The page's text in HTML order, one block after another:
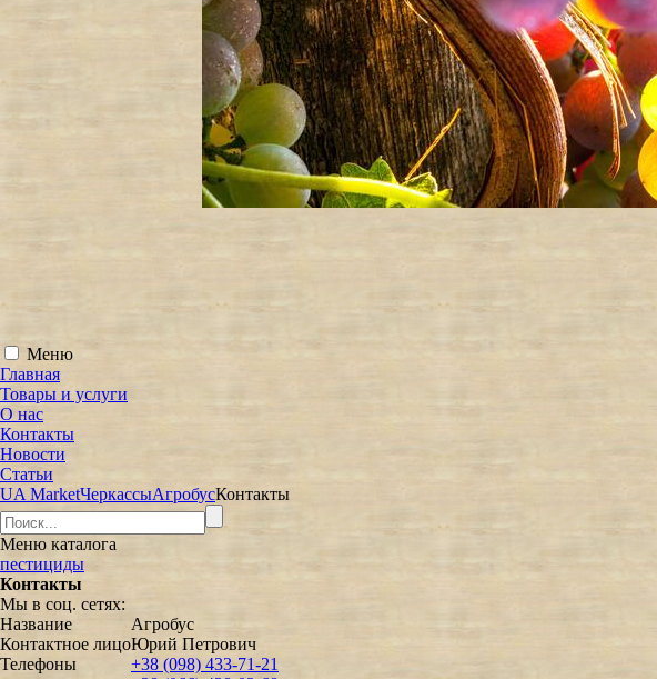
Меню
Главная
Товары и услуги
О нас
Контакты
Новости
Статьи
UA MarketЧеркассыАгробусКонтакты
Меню каталога
пестициды
Контакты
Мы в соц. сетях:
Название
Агробус
Контактное лицоЮрий Петрович
Телефоны
+38 (098) 433-71-21